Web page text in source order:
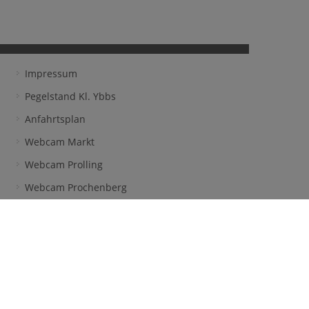
Impressum
Pegelstand Kl. Ybbs
Anfahrtsplan
Webcam Markt
Webcam Prolling
Webcam Prochenberg